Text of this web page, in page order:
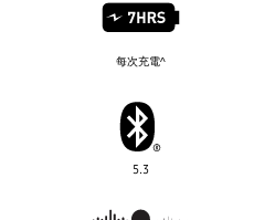
每次充電^
5.3